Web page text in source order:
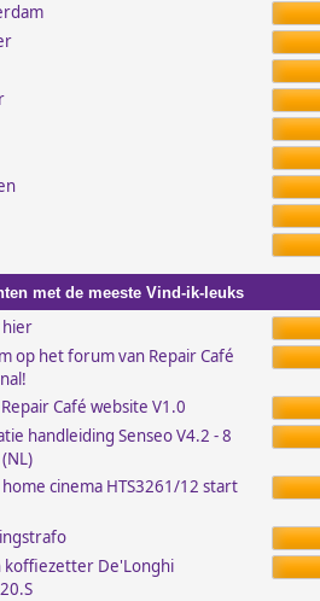
met de meeste Vind-ik-leuks
hier
op het forum van Repair Café
Café website V1.0
handleiding Senseo V4.2 - 8
home cinema HTS3261/12 start
koffiezetter De'Longhi